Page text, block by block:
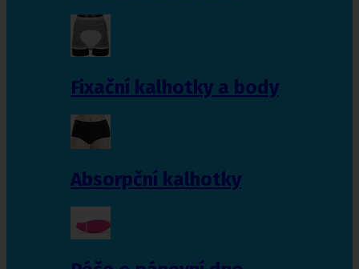
Fixační kalhotky a body
Absorpční kalhotky